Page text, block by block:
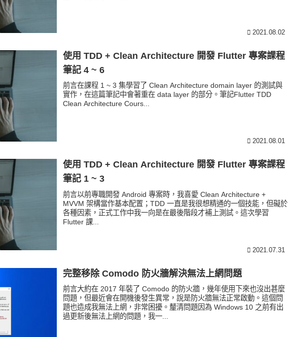
2021.08.02
使用 TDD + Clean Architecture 開發 Flutter 專案課程
筆記 4 ~ 6
前言在課程 1 ~ 3 集學習了 Clean Architecture domain layer 的測試與
實作，在這篇筆記中會著重在 data layer 的部分。筆記Flutter TDD
Clean Architecture Cours...
2021.08.01
使用 TDD + Clean Architecture 開發 Flutter 專案課程
筆記 1 ~ 3
前言以前專職開發 Android 專案時，我喜愛 Clean Architecture +
MVVM 架構當作基本配置；TDD 一直是我很想精通的一個技能，但礙於
各種因素，正式工作中我一向是在最後階段才補上測試。這次學習
Flutter 課...
2021.07.31
完整移除 Comodo 防火牆解決無法上網問題
前言大約在 2017 年裝了 Comodo 的防火牆，幾年使用下來也沒出甚麼
問題，但最近會在開機後發生異常，說是防火牆無法正常啟動。這個問
題也造成我無法上網，非常困擾。釐清問題因為 Windows 10 之前有出
過更新後無法上網的問題，我一...